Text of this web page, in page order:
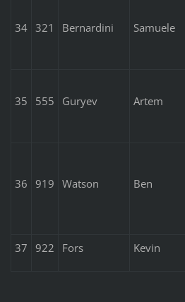
34 321 Bernardini Samuele
35 555 Guryev Artem
36 919 Watson Ben
37 922 Fors Kevin